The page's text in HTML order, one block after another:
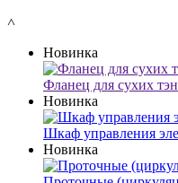
˄
Новинка
Фланец для сухих
Новинка
Шкаф управления
Новинка